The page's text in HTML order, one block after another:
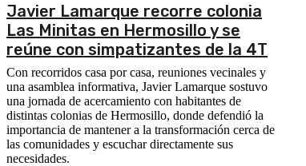
Javier Lamarque recorre colonia
Las Minitas en Hermosillo y se
reúne con simpatizantes de la 4T
Con recorridos casa por casa, reuniones vecinales y
una asamblea informativa, Javier Lamarque sostuvo
una jornada de acercamiento con habitantes de
distintas colonias de Hermosillo, donde defendió la
importancia de mantener a la transformación cerca de
las comunidades y escuchar directamente sus
necesidades.